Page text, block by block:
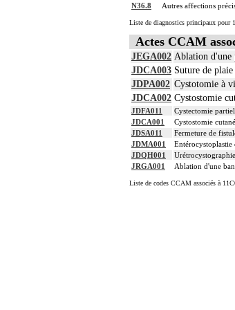
N36.8
Autres affections
Liste de diagnostics principaux pour
Actes CCAM
JEGA002 Ablation d'une
JDCA003 Suture de
JDPA002 Cystotomie à
JDCA002 Cystostomie
JDFA011
Cystectomie
JDCA001
Cystostomie
JDSA011
Fermeture de
JDMA001
Entérocystoplastie
JDQH001
JRGA001
Ablation d'une
Liste de codes CCAM associés à